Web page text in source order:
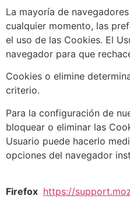
La mayoría de
cualquier momento, las
el uso de las Cookies. El
navegador para que
Cookies o elimine
criterio.
Para la configuración de
bloquear o eliminar las
Usuario puede hacerlo
opciones del navegador
Firefox https://